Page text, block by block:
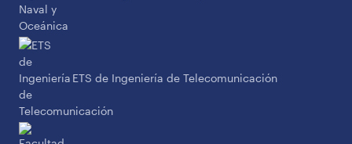
ETS de Ingeniería de Telecomunicación